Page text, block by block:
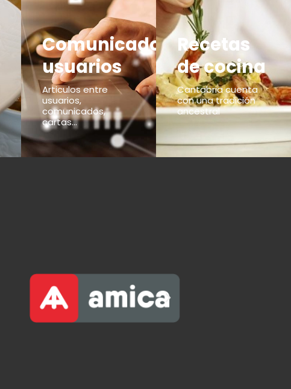
Comunicados
usuarios
Articulos entre
usuarios,
comunicados,
cartas...
Recetas
de cocina
Cantabria cuenta
con una tradición
ancestral